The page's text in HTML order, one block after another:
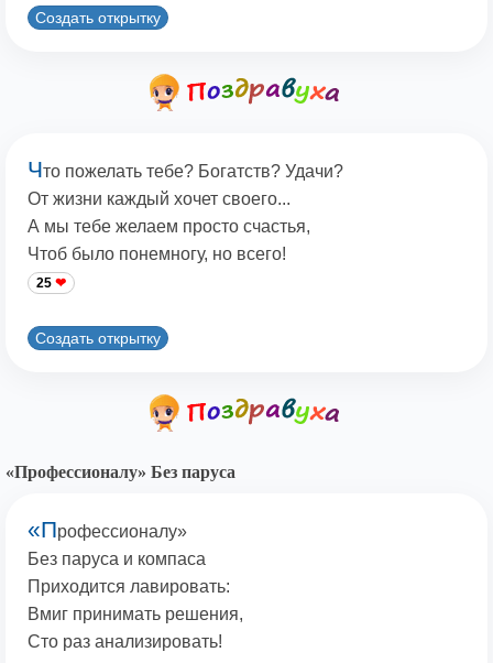
Создать открытку
Что пожелать тебе? Богатств? Удачи?
От жизни каждый хочет своего...
А мы тебе желаем просто счастья,
Чтоб было понемногу, но всего!
25
Создать открытку
«Профессионалу» Без паруса
«Профессионалу»
Без паруса и компаса
Приходится лавировать:
Вмиг принимать решения,
Сто раз анализировать!